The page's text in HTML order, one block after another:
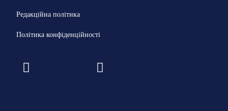
Редакційна політика
Політика конфіденційності